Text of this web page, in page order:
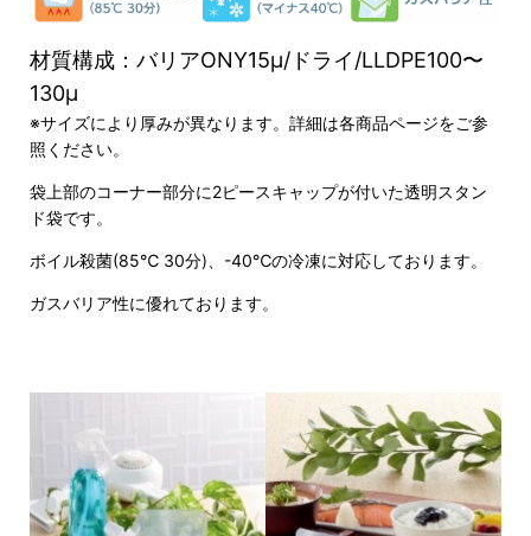
材質構成：バリアONY15μ/ドライ/LLDPE100〜
130μ
※サイズにより厚みが異なります。詳細は各商品ページをご参
照ください。
袋上部のコーナー部分に2ピースキャップが付いた透明スタン
ド袋です。
ボイル殺菌(85℃ 30分)、-40℃の冷凍に対応しております。
ガスバリア性に優れております。